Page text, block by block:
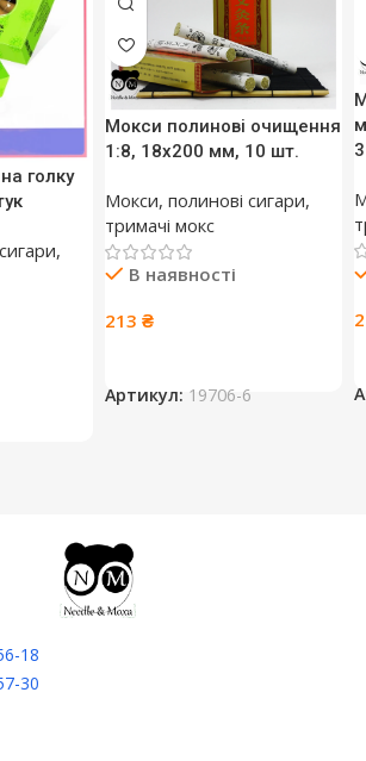
голку
Мокси полинові очищення
1:8, 18х200 мм, 10 шт.
Мокси, полинові сигари,
тримачі мокс
В наявності
213 ₴
Артикул: 19706-6
18
30